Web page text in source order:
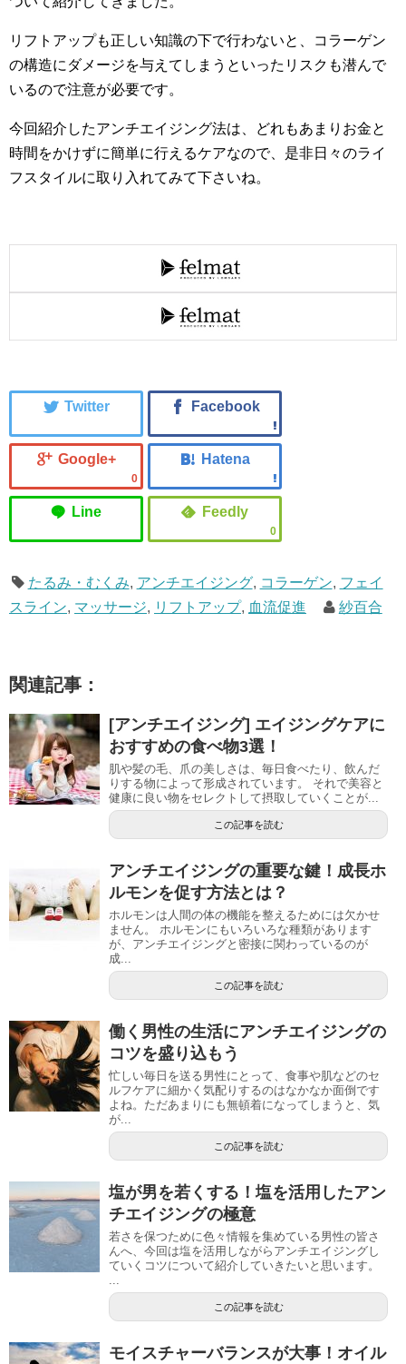
リフトアップも正しい知識の下で行わないと、コラーゲン
の構造にダメージを与えてしまうといったリスクも潜んで
いるので注意が必要です。
今回紹介したアンチエイジング法は、どれもあまりお金と
時間をかけずに簡単に行えるケアなので、是非日々のライ
フスタイルに取り入れてみて下さいね。
0
0
たるみ・むくみ, アンチエイジング, コラーゲン, フェイ
スライン, マッサージ, リフトアップ, 血流促進 紗百合
関連記事：
[アンチエイジング] エイジングケアに
おすすめの食べ物3選！
肌や髪の毛、爪の美しさは、毎日食べたり、飲んだ
りする物によって形成されています。 それで美容と
健康に良い物をセレクトして摂取していくことが...
この記事を読む
アンチエイジングの重要な鍵！成長ホ
ルモンを促す方法とは？
ホルモンは人間の体の機能を整えるためには欠かせ
ません。 ホルモンにもいろいろな種類があります
が、アンチエイジングと密接に関わっているのが
成...
この記事を読む
働く男性の生活にアンチエイジングの
コツを盛り込もう
忙しい毎日を送る男性にとって、食事や肌などのセ
ルフケアに細かく気配りするのはなかなか面倒です
よね。ただあまりにも無頓着になってしまうと、気
が...
この記事を読む
塩が男を若くする！塩を活用したアン
チエイジングの極意
若さを保つために色々情報を集めている男性の皆さ
んへ、今回は塩を活用しながらアンチエイジングし
ていくコツについて紹介していきたいと思います。
この記事を読む
モイスチャーバランスが大事！オイル